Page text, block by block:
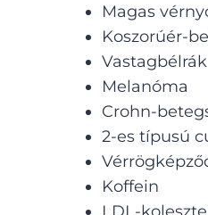
Magas
Koszorúér-
Vastagbélrák
Melanóma
Crohn-
2-es típusú
Koffein